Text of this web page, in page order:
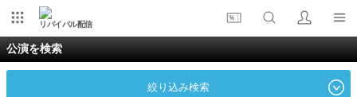
リバイバル配信
公演を検索
絞り込み検索